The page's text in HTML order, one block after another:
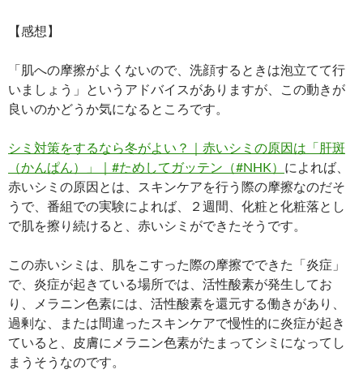
【感想】
「肌への摩擦がよくないので、洗顔するときは泡立てて行
いましょう」というアドバイスがありますが、この動きが
良いのかどうか気になるところです。
シミ対策をするなら冬がよい？｜赤いシミの原因は「肝斑
（かんぱん）」｜#ためしてガッテン（#NHK） によれば、
赤いシミの原因とは、スキンケアを行う際の摩擦なのだそ
うで、番組での実験によれば、２週間、化粧と化粧落とし
で肌を擦り続けると、赤いシミができたそうです。
この赤いシミは、肌をこすった際の摩擦でできた「炎症」
で、炎症が起きている場所では、活性酸素が発生してお
り、メラニン色素には、活性酸素を還元する働きがあり、
過剰な、または間違ったスキンケアで慢性的に炎症が起き
ていると、皮膚にメラニン色素がたまってシミになってし
まうそうなのです。